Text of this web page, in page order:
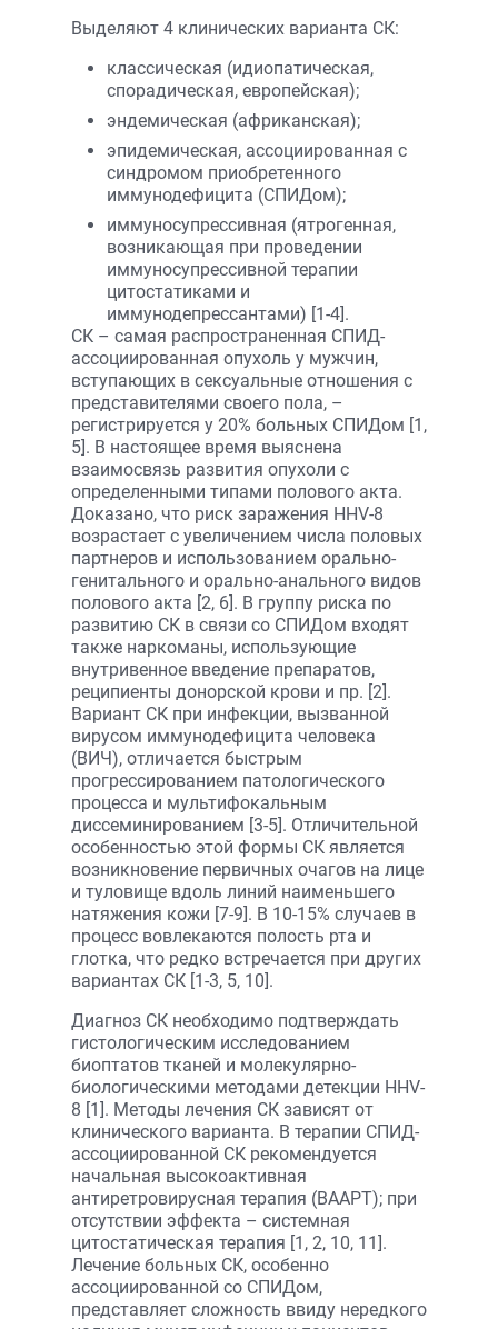
Выделяют 4 клинических варианта СК:
классическая (идиопатическая,
спорадическая, европейская);
эндемическая (африканская);
эпидемическая, ассоциированная с
синдромом приобретенного
иммунодефицита (СПИДом);
иммуносупрессивная (ятрогенная,
возникающая при проведении
иммуносупрессивной терапии
цитостатиками и
иммунодепрессантами) [1-4].
СК – самая распространенная СПИД-
ассоциированная опухоль у мужчин,
вступающих в сексуальные отношения с
представителями своего пола, –
регистрируется у 20% больных СПИДом [1,
5]. В настоящее время выяснена
взаимосвязь развития опухоли с
определенными типами полового акта.
Доказано, что риск заражения HHV-8
возрастает с увеличением числа половых
партнеров и использованием орально-
генитального и орально-анального видов
полового акта [2, 6]. В группу риска по
развитию СК в связи со СПИДом входят
также наркоманы, использующие
внутривенное введение препаратов,
реципиенты донорской крови и пр. [2].
Вариант СК при инфекции, вызванной
вирусом иммунодефицита человека
(ВИЧ), отличается быстрым
прогрессированием патологического
процесса и мультифокальным
диссеминированием [3-5]. Отличительной
особенностью этой формы СК является
возникновение первичных очагов на лице
и туловище вдоль линий наименьшего
натяжения кожи [7-9]. В 10-15% случаев в
процесс вовлекаются полость рта и
глотка, что редко встречается при других
вариантах СК [1-3, 5, 10].
Диагноз СК необходимо подтверждать
гистологическим исследованием
биоптатов тканей и молекулярно-
биологическими методами детекции HHV-
8 [1]. Методы лечения СК зависят от
клинического варианта. В терапии СПИД-
ассоциированной СК рекомендуется
начальная высокоактивная
антиретровирусная терапия (ВААРТ); при
отсутствии эффекта – системная
цитостатическая терапия [1, 2, 10, 11].
Лечение больных СК, особенно
ассоциированной со СПИДом,
представляет сложность ввиду нередкого